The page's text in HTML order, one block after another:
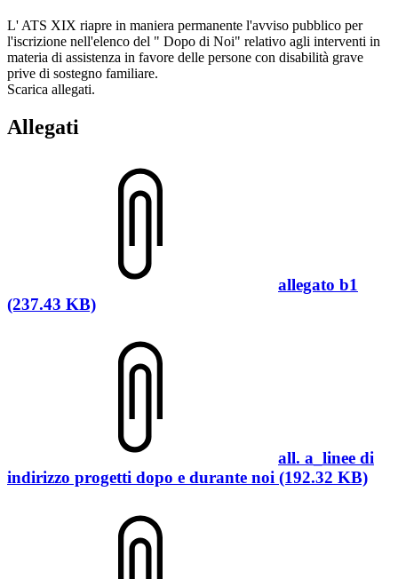
L' ATS XIX riapre in maniera permanente l'avviso pubblico per
l'iscrizione nell'elenco del " Dopo di Noi" relativo agli interventi in
materia di assistenza in favore delle persone con disabilità grave
prive di sostegno familiare.
Scarica allegati.
Allegati
allegato b1
(237.43 KB)
all. a_linee di
indirizzo progetti dopo e durante noi (192.32 KB)